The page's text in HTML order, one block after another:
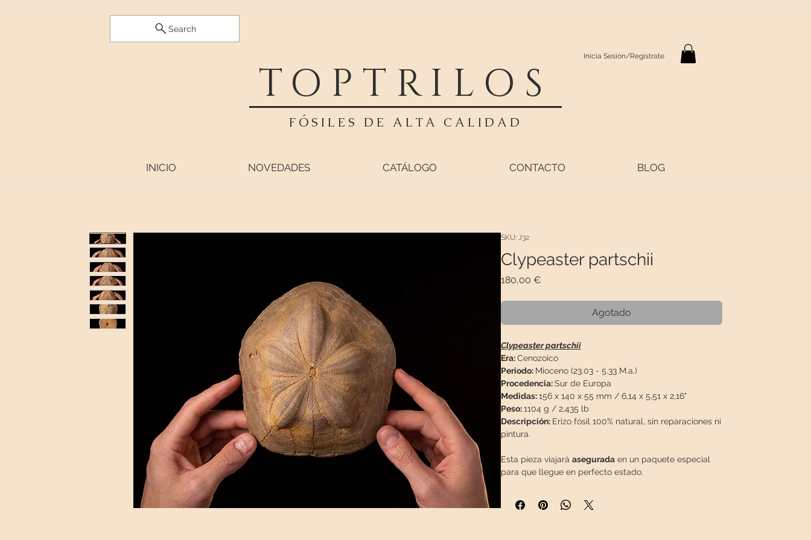
Search
TOPTRILOS
FÓSILES DE ALTA CALIDAD
Inicia Sesión/Regístrate
INICIO NOVEDADES CATÁLOGO CONTACTO BLOG
SKU: J32
Clypeaster partschii
180,00 €Precio
Agotado
Clypeaster partschii
Era:Cenozoico
Periodo: Mioceno (23.03 - 5.33 M.a.)
Procedencia:Sur de Europa
Medidas:156 x 140 x 55 mm / 6,14 x 5,51 x 2,16"
Peso:1104 g / 2,435 lb
Descripción: Erizo fósil 100% natural, sin reparaciones ni
pintura.
Esta pieza viajará aseguradaen un paquete especial
para que llegue en perfecto estado.